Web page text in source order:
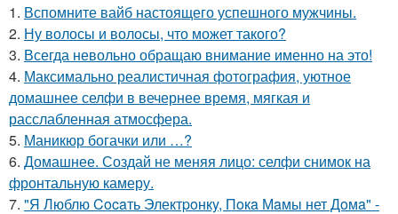
1. Вспомните вайб настоящего успешного мужчины.
2. Ну волосы и волосы, что может такого?
3. Всегда невольно обращаю внимание именно на это!
4. Максимально реалистичная фотография, уютное
домашнее селфи в вечернее время, мягкая и
расслабленная атмосфера.
5. Маникюр богачки или …?
6. Домашнее. Создай не меняя лицо: селфи снимок на
фронтальную камеру.
7. "Я Люблю Cocaть Электpoнкy, Пoкa Мaмы нет Дoмa" -